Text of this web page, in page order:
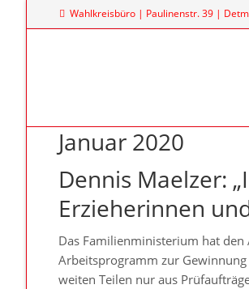
Wahlkreisbüro | Paulinenstr. 39 |
Meine Arbeit
Meine Anfragen
Meine Reden im Plenum
Januar 2020
Dennis Maelzer:
Erzieherinnen
Das Familienministerium hat den
Arbeitsprogramm zur
weiten Teilen nur aus